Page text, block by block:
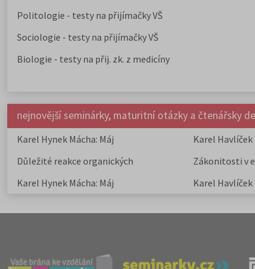
Politologie - testy na přijímačky VŠ
Sociologie - testy na přijímačky VŠ
Biologie - testy na přij. zk. z medicíny
nejnovější seminárky, maturitní otázky a čtenářsky
Karel Hynek Mácha: Máj
Karel
Důležité reakce organických
sloučenin a jejich význam
Zákonitosti v
Karel Hynek Mácha: Máj
Karel